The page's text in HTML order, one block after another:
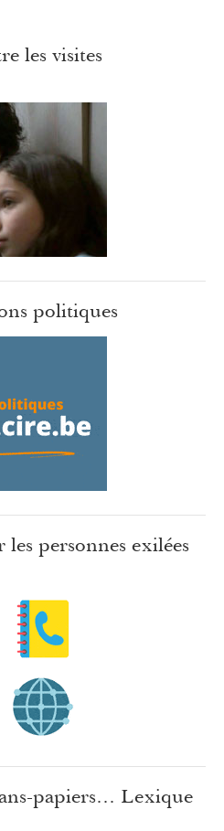
les visites
politiques
les personnes exilées
papiers… Lexique